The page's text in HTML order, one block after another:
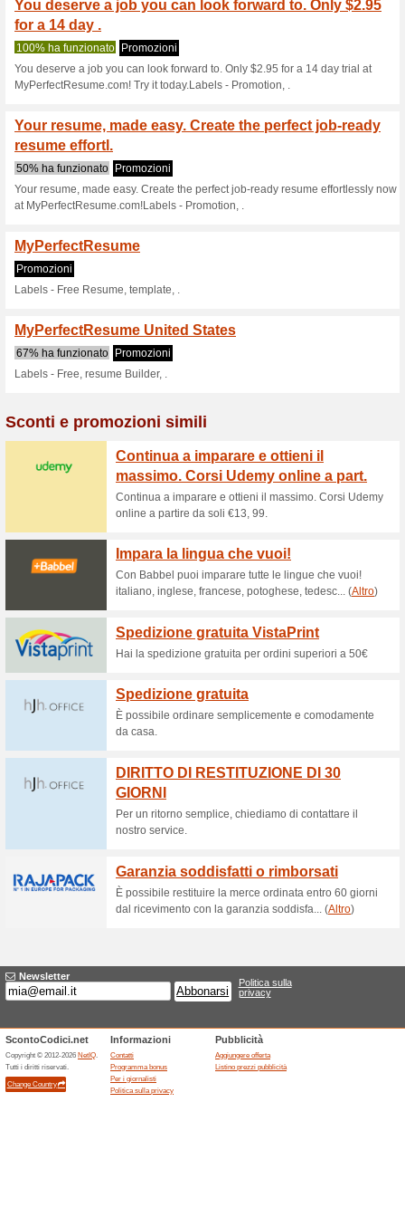
Sconti e
Your perfect resume
resume now with .
75% ha funzionato
Your perfect resume is
My Perfect Resume -
0% ha funzionato
My Perfect Resume -
Finding a better job
for a 14 .
Promozioni
Finding a better job is easier
MyPerfectResume.com! Try
MyPerfectResume -
Promozioni
Free resume templates,